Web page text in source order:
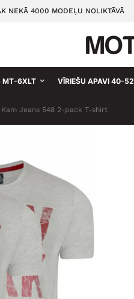
NEKĀ 4000 MODEĻU NOLIKTĀVĀ
MT-6XLT VĪRIEŠU APAVI 40-52
Kam Jeans 548 2-pack T-shirt